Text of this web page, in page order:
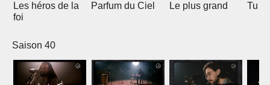
Les héros de la
foi
Parfum du Ciel Le plus grand Tu
Saison 40